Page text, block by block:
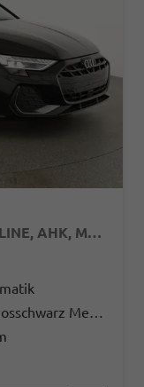
TFSI 110 kW S line 35 S-tronic S-LINE, AHK, Matrix, Navi, el. Klappe, Kamera, Winter, 3 J.-Garantie
Mythosschwarz Metallic